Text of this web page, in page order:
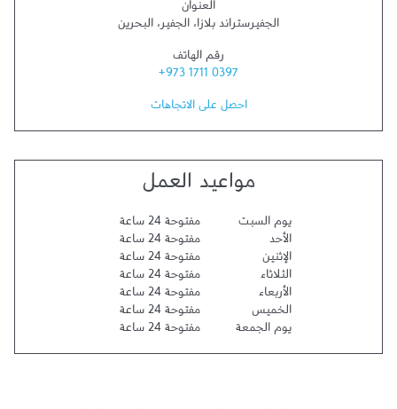
العنوان
الجفيرستراند بلازا، الجفير، البحرين
رقم الهاتف
+973 1711 0397
احصل على الاتجاهات
مواعيد العمل
يوم السبت
مفتوحة 24 ساعة
الأحد
مفتوحة 24 ساعة
الإثنين
مفتوحة 24 ساعة
الثلاثاء
مفتوحة 24 ساعة
الأربعاء
مفتوحة 24 ساعة
الخميس
مفتوحة 24 ساعة
يوم الجمعة
مفتوحة 24 ساعة